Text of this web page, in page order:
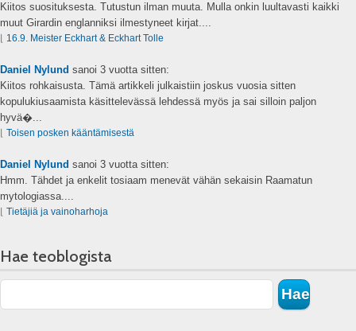
Kiitos suosituksesta. Tutustun ilman muuta. Mulla onkin luultavasti kaikki
muut Girardin englanniksi ilmestyneet kirjat....
16.9. Meister Eckhart & Eckhart Tolle
Daniel Nylund sanoi 3 vuotta sitten:
Kiitos rohkaisusta. Tämä artikkeli julkaistiin joskus vuosia sitten
kopulukiusaamista käsittelevässä lehdessä myös ja sai silloin paljon
hyvä�...
Toisen posken kääntämisestä
Daniel Nylund sanoi 3 vuotta sitten:
Hmm. Tähdet ja enkelit tosiaam menevät vähän sekaisin Raamatun
mytologiassa....
Tietäjiä ja vainoharhoja
Hae teoblogista